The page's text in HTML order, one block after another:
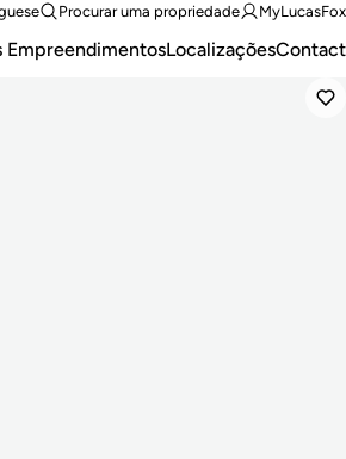
Procurar uma propriedade MyLucasFox
EmpreendimentosLocalizaçõesContact